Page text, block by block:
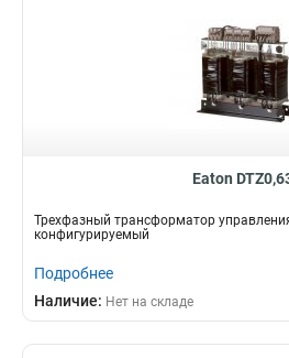
Eaton
Трехфазный трансформатор
конфигурируемый
Подробнее
Наличие: Нет на складе